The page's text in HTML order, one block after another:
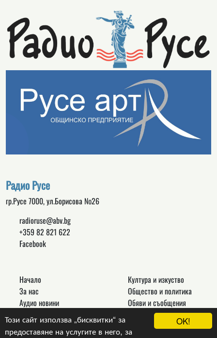
OK!
Този сайт използва „бисквитки“ за
предоставяне на услугите в него, за
Радио Русе
гр.Русе 7000, ул.Борисова №26
radioruse@abv.bg
+359 82 821 622
Facebook
Начало
За нас
Аудио новини
Реклама
Връзки
Култура и изкуство
Общество и политика
Обяви и съобщения
Новини